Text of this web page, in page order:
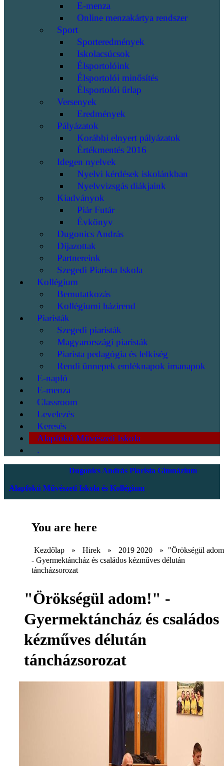
E-menza
Online menzakártya rendszer
Sport
Sporteredmények
Iskolacsúcsok
Élsportolóink
Élsportolói minősítés
Élsportolói űrlap
Versenyek
Eredmények
Pályázatok
Korábbi elnyert pályázatok
Értékmentés 2016
Idegen nyelvek
Nyelvi kérdések iskolánkban
Nyelvvizsgás diákjaink
Kiadványok
Piár Futár
Évkönyv
Dugonics András
Díjazottak
Partnereink
Szegedi Piarista Iskola
Kollégium
Bemutatkozás
Kollégiumi házirend
Piaristák
Szegedi piaristák
Magyarországi piaristák
Piarista pedagógia és lelkiség
Rendi ünnepek emléknapok imanapok
E-napló
E-menza
Classroom
Levelezés
Keresés
Alapfokú Művészeti Iskola
.
Dugonics András Piarista Gimnázium
Alapfokú Művészeti Iskola és Kollégium
You are here
Kezdőlap » Hirek » 2019 2020 »
"Örökségül
- Gyermektáncház és családos kézműves délután
táncházsorozat
"Örökségül adom!" -
Gyermektáncház és családos
kézműves délután
táncházsorozat